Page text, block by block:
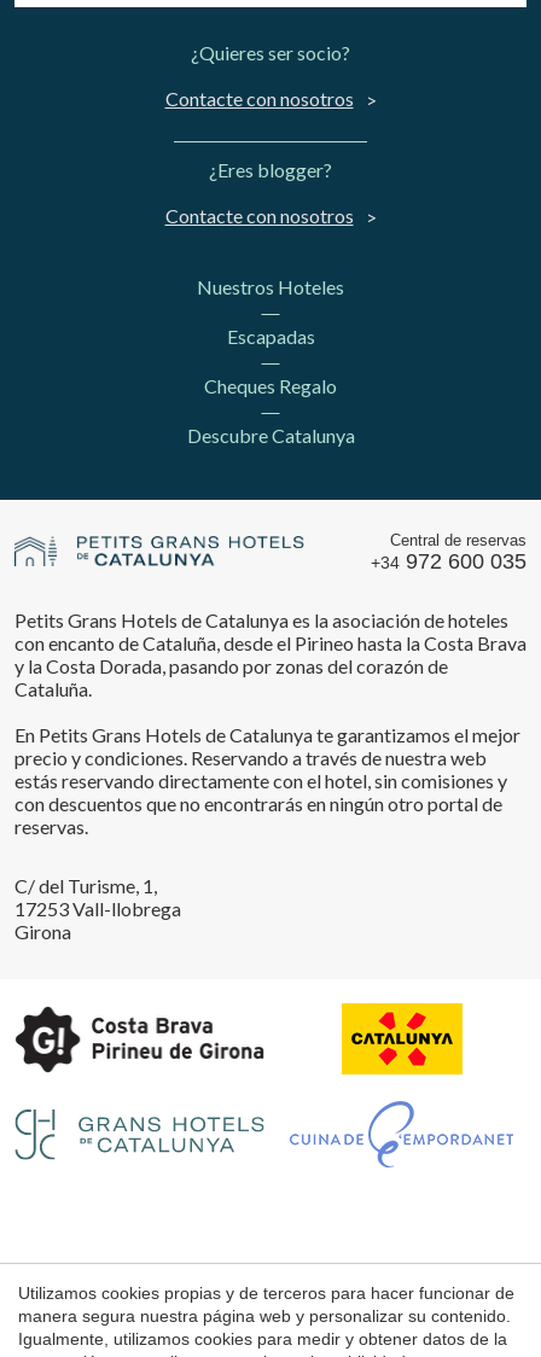
¿Quieres ser socio?
Contacte con nosotros
¿Eres blogger?
Contacte con nosotros
Nuestros Hoteles
Escapadas
Cheques Regalo
Descubre Catalunya
Central de reservas
+34 972 600 035
Petits Grans Hotels de Catalunya es la asociación de hoteles
con encanto de Cataluña, desde el Pirineo hasta la Costa Brava
y la Costa Dorada, pasando por zonas del corazón de
Cataluña.
En Petits Grans Hotels de Catalunya te garantizamos el mejor
precio y condiciones. Reservando a través de nuestra web
estás reservando directamente con el hotel, sin comisiones y
con descuentos que no encontrarás en ningún otro portal de
reservas.
C/ del Turisme, 1,
17253 Vall-llobrega
Girona
Aviso Legal
Condiciones de uso de la web
Utilizamos cookies propias y de terceros para hacer funcionar de
manera segura nuestra página web y personalizar su contenido.
Igualmente, utilizamos cookies para medir y obtener datos de la